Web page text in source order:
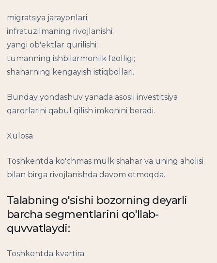
migratsiya jarayonlari;
infratuzilmaning rivojlanishi;
yangi ob'ektlar qurilishi;
tumanning ishbilarmonlik faolligi;
shaharning kengayish istiqbollari.
Bunday yondashuv yanada asosli investitsiya
qarorlarini qabul qilish imkonini beradi.
Xulosa
Toshkentda ko'chmas mulk shahar va uning aholisi
bilan birga rivojlanishda davom etmoqda.
Talabning o'sishi bozorning deyarli
barcha segmentlarini qo'llab-
quvvatlaydi:
Toshkentda kvartira;